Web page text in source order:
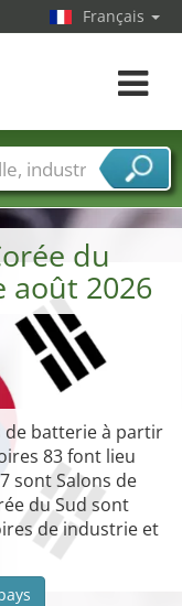
du
août 2026
de batterie à partir
83 font lieu
sont Salons de
du Sud sont
de industrie et
Français
Toggle
de foire